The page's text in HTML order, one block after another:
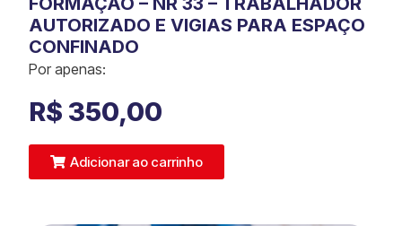
AUTORIZADO E VIGIAS PARA ESPAÇO
CONFINADO
Por apenas:
R$ 350,00
Adicionar ao carrinho